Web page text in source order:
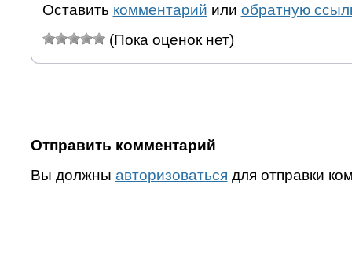
Оставить комментарий или обратную
(Пока оценок нет)
Отправить комментарий
Вы должны авторизоваться для отправки